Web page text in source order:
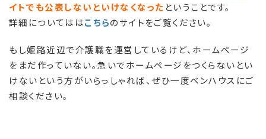
イトでも公表しないといけなくなった ということです。
詳細についてははこちらのサイトをご覧ください。
もし姫路近辺で介護職を運営しているけど、ホームページ
をまだ作っていない。急いでホームページをつくらないとい
けないという方がいらっしゃれば、ぜひ一度ベンハウスにご
相談ください。